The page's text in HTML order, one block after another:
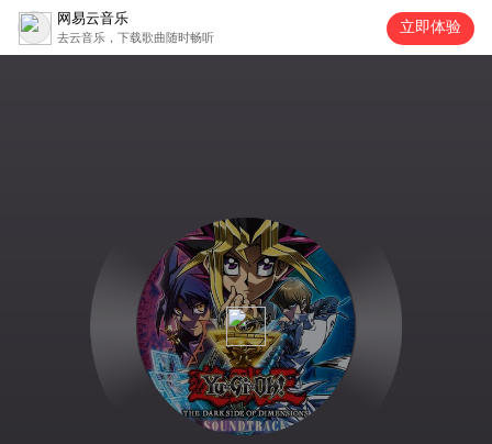
网易云音乐
去云音乐，下载歌曲随时畅听
立即体验